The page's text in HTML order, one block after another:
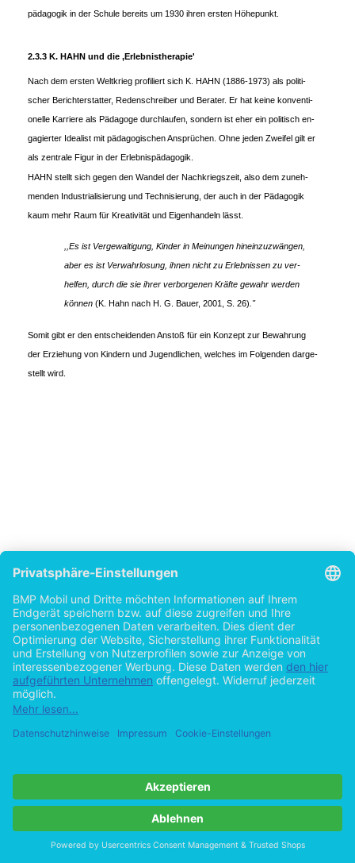
pädagogik in der Schule bereits um 1930 ihren ersten Höhepunkt.
2.3.3 K. HAHN und die ,Erlebnistherapie'
Nach dem ersten Weltkrieg profiliert sich K. HAHN (1886-1973) als politi-
scher Berichterstatter, Redenschreiber und Berater. Er hat keine konventi-
onelle Karriere als Pädagoge durchlaufen, sondern ist eher ein politisch en-
gagierter Idealist mit pädagogischen Ansprüchen. Ohne jeden Zweifel gilt er
als zentrale Figur in der Erlebnispädagogik.
HAHN stellt sich gegen den Wandel der Nachkriegszeit, also dem zuneh-
menden Industrialisierung und Technisierung, der auch in der Pädagogik
kaum mehr Raum für Kreativität und Eigenhandeln lässt.
,,Es ist Vergewaltigung, Kinder in Meinungen hineinzuzwängen,
aber es ist Verwahrlosung, ihnen nicht zu Erlebnissen zu ver-
helfen, durch die sie ihrer verborgenen Kräfte gewahr werden
können (K. Hahn nach H. G. Bauer, 2001, S. 26) ."
Somit gibt er den entscheidenden Anstoß für ein Konzept zur Bewahrung
der Erziehung von Kindern und Jugendlichen, welches im Folgenden darge-
stellt wird.
Zum Begriff der Erlebnispädagogik ­ eine Methode oder mehr?
einiger bereits beschriebenen, philosophischen und pädagogischen Traditi-
onen bezeichnet. K. SCHWARZ bezeichnet das Wesen der Pädagogik HAHNs
Schwarz nach H. G. Bauer, 2001, S. 24)."